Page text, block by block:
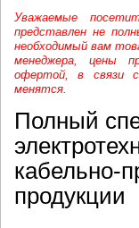
Уважаемые
представленне
необходимый вам
менеджера, цены
офертой, в связи
менятся.
Полный
кабельно-
продукции